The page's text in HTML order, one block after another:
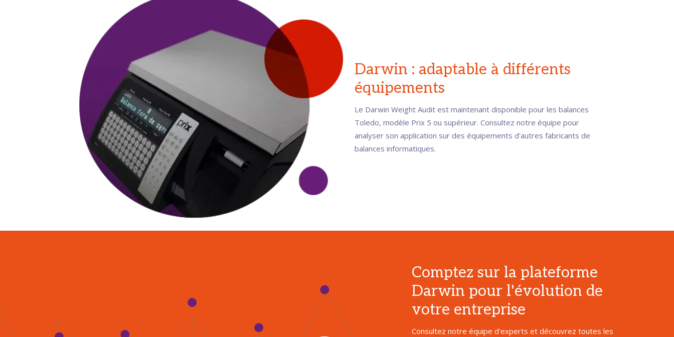
Darwin : adaptable à différents
équipements
Le Darwin Weight Audit est maintenant disponible pour les balances
Toledo, modèle Prix 5 ou supérieur. Consultez notre équipe pour
analyser son application sur des équipements d'autres fabricants de
balances informatiques.
Comptez sur la plateforme
Darwin pour l'évolution de
votre entreprise
Consultez notre équipe d'experts et découvrez toutes les